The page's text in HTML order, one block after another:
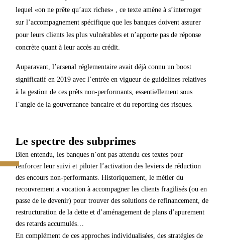
lequel «on ne prête qu’aux riches» , ce texte amène à s’interroger
sur l’accompagnement spécifique que les banques doivent assurer
pour leurs clients les plus vulnérables et n’apporte pas de réponse
concrète quant à leur accès au crédit.
Auparavant, l’arsenal réglementaire avait déjà connu un boost
significatif en 2019 avec l’entrée en vigueur de guidelines relatives
à la gestion de ces prêts non-performants, essentiellement sous
l’angle de la gouvernance bancaire et du reporting des risques.
Le spectre des subprimes
Bien entendu, les banques n’ont pas attendu ces textes pour
renforcer leur suivi et piloter l’activation des leviers de réduction
des encours non-performants. Historiquement, le métier du
recouvrement a vocation à accompagner les clients fragilisés (ou en
passe de le devenir) pour trouver des solutions de refinancement, de
restructuration de la dette et d’aménagement de plans d’apurement
des retards accumulés…
En complément de ces approches individualisées, des stratégies de